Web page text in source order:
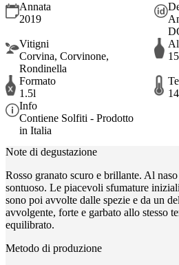
Annata
2019
Vitigni
Corvina, Corvinone,
Rondinella
Formato
1.5l
Info
Contiene Solfiti - Prodotto
in Italia
Note di degustazione
Rosso granato scuro e brillante. Al
sontuoso. Le piacevoli sfumature
sono poi avvolte dalle spezie e da un
avvolgente, forte e garbato allo stesso
equilibrato.
Metodo di produzione